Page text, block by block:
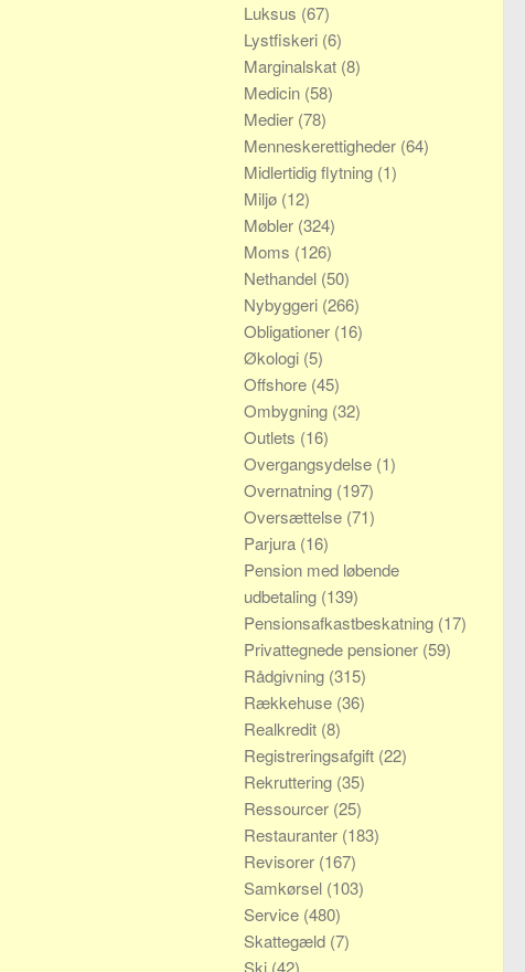
Luksus (67)
Lystfiskeri (6)
Marginalskat (8)
Medicin (58)
Medier (78)
Menneskerettigheder (64)
Midlertidig flytning (1)
Miljø (12)
Møbler (324)
Moms (126)
Nethandel (50)
Nybyggeri (266)
Obligationer (16)
Økologi (5)
Offshore (45)
Ombygning (32)
Outlets (16)
Overgangsydelse (1)
Overnatning (197)
Oversættelse (71)
Parjura (16)
Pension med løbende
udbetaling (139)
Pensionsafkastbeskatning (17)
Privattegnede pensioner (59)
Rådgivning (315)
Rækkehuse (36)
Realkredit (8)
Registreringsafgift (22)
Rekruttering (35)
Ressourcer (25)
Restauranter (183)
Revisorer (167)
Samkørsel (103)
Service (480)
Skattegæld (7)
Ski (42)